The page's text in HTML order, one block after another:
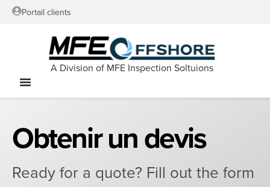
Portail clients
A Division of MFE Inspection Soltuions
Obtenir un devis
Ready for a quote? Fill out the form